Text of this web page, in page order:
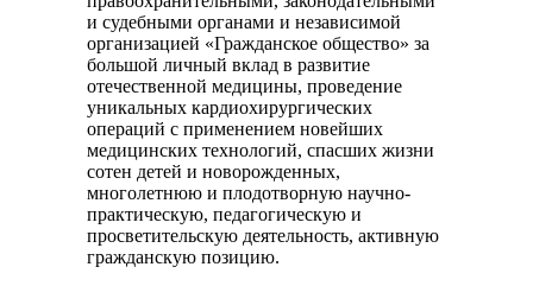
и судебными органами и независимой
организацией «Гражданское общество» за
большой личный вклад в развитие
отечественной медицины, проведение
уникальных кардиохирургических
операций с применением новейших
медицинских технологий, спасших жизни
сотен детей и новорожденных,
многолетнюю и плодотворную научно-
практическую, педагогическую и
просветительскую деятельность, активную
гражданскую позицию.